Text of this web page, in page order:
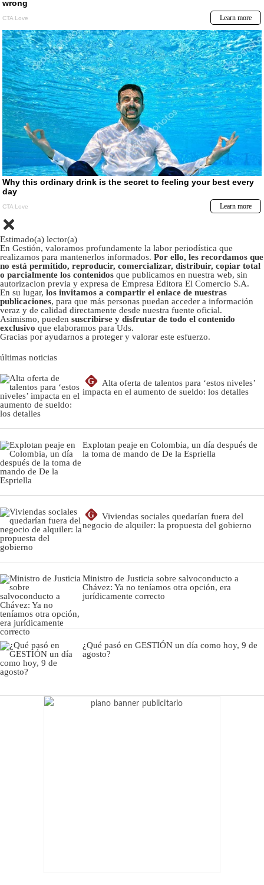
Estimado(a) lector(a)
En Gestión, valoramos profundamente la labor periodística que
realizamos para mantenerlos informados. Por ello, les recordamos que
no está permitido, reproducir, comercializar, distribuir, copiar total
o parcialmente los contenidos que publicamos en nuestra web, sin
autorizacion previa y expresa de Empresa Editora El Comercio S.A.
En su lugar, los invitamos a compartir el enlace de nuestras
publicaciones, para que más personas puedan acceder a información
veraz y de calidad directamente desde nuestra fuente oficial.
Asimismo, pueden suscribirse y disfrutar de todo el contenido
exclusivo que elaboramos para Uds.
Gracias por ayudarnos a proteger y valorar este esfuerzo.
últimas noticias
G
Alta oferta de talentos para ‘estos niveles’
impacta en el aumento de sueldo: los detalles
Explotan peaje en Colombia, un día después de
la toma de mando de De la Espriella
G
Viviendas sociales quedarían fuera del
negocio de alquiler: la propuesta del gobierno
Ministro de Justicia sobre salvoconducto a
Chávez: Ya no teníamos otra opción, era
jurídicamente correcto
¿Qué pasó en GESTIÓN un día como hoy, 9 de
agosto?